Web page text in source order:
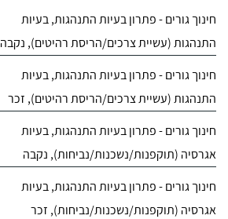
חינוך גורים - פתרון בעיות התנהגות, בעיות
התנהגות (עשיית צרכים/הריסת רהיטים), נקבה
חינוך גורים - פתרון בעיות התנהגות, בעיות
התנהגות (עשיית צרכים/הריסת רהיטים), זכר
חינוך גורים - פתרון בעיות התנהגות, בעיות
אגרסיה (תוקפנות/נשכנות/נביחות), נקבה
חינוך גורים - פתרון בעיות התנהגות, בעיות
אגרסיה (תוקפנות/נשכנות/נביחות), זכר